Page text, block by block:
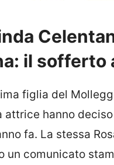
il sofferto
figlia del
attrice hanno
fa. La stessa
un comunicato